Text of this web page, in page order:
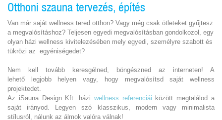
Otthoni szauna tervezés, építés
Van már saját wellness tered otthon? Vagy még csak ötleteket gyűjtesz
a megvalósításhoz? Teljesen egyedi megvalósításban gondolkozol, egy
olyan házi wellness kivitelezésében mely egyedi, személyre szabott és
tükrözi az egyéniségedet?
Nem kell tovább keresgélned, böngészned az interneten! A
lehető legjobb helyen vagy, hogy megvalósítsd saját wellness
projektedet.
Az iSauna Design Kft. házi wellness referenciái között megtalálod a
saját irányod. Legyen szó klasszikus, modern vagy minimalista
stílusról, nálunk az álmok valóra válnak!